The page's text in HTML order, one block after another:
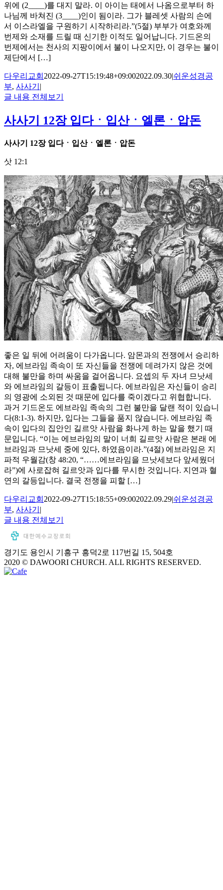
위에 (2____)를 대지 말라. 이 아이는 태에서 나옴으로부터 하
나님께 바쳐진 (3____)인이 됨이라. 그가 블레셋 사람의 손에
서 이스라엘을 구원하기 시작하리라.”(5절) 부부가 여호와께
번제와 소재를 드릴 때 신기한 이적도 일어납니다. 기드온의
번제에서는 천사의 지팡이에서 불이 나오지만, 이 경우는 불이
제단에서 […]
다우리교회 2022-09-27T15:19:48+09:002022.09.30|쉬운성경공
부, 사사기 |
글 내용 전체보기
사사기 12장 입다ㆍ입산ㆍ엘론ㆍ압돈
사사기 12장 입다ㆍ입산ㆍ엘론ㆍ압돈
삿 12:1
좋은 일 뒤에 어려움이 다가옵니다. 암몬과의 전쟁에서 승리하
자, 에브라임 족속이 또 자신들을 전쟁에 데려가지 않은 것에
대해 불만을 하며 싸움을 걸어옵니다. 요셉의 두 자녀 므낫세
와 에브라임의 갈등이 표출됩니다. 에브라임은 자신들이 승리
의 영광에 소외된 것 때문에 입다를 죽이겠다고 위협합니다.
과거 기드온도 에브라임 족속의 그런 불만을 달랜 적이 있습니
다(8:1-3). 하지만, 입다는 그들을 품지 않습니다. 에브라임 족
속이 입다의 집안인 길르앗 사람을 화나게 하는 말을 했기 때
문입니다. “이는 에브라임의 말이 너희 길르앗 사람은 본래 에
브라임과 므낫세 중에 있다, 하였음이라.”(4절) 에브라임은 지
파적 우월감(창 48:20, “……에브라임을 므낫세보다 앞세웠더
라”)에 사로잡혀 길르앗과 입다를 무시한 것입니다. 지연과 혈
연의 갈등입니다. 결국 전쟁을 피할 […]
다우리교회 2022-09-27T15:18:55+09:002022.09.29|쉬운성경공
부, 사사기 |
글 내용 전체보기
경기도 용인시 기흥구 흥덕2로 117번길 15, 504호
2020 © DAWOORI CHURCH. ALL RIGHTS RESERVED.
YouTube
Facebook
Cafe